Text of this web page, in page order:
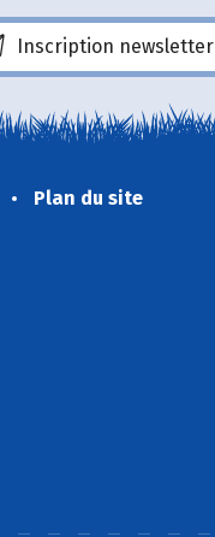
Inscription newsletter
Plan du site